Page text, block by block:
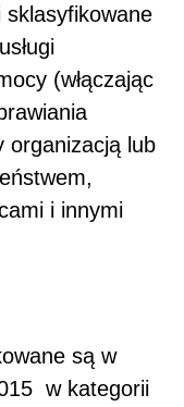
sklasyfikowane
(włączając
organizacją lub
i innymi
są w
w kategorii